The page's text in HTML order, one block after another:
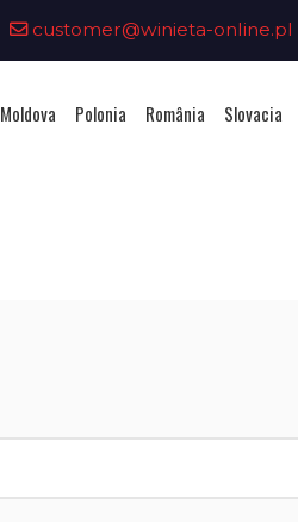
customer@winieta-online.pl
Moldova Polonia România Slovacia